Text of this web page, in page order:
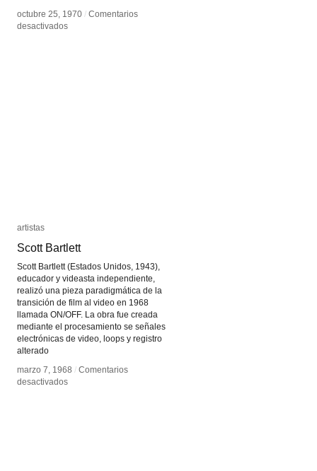
octubre 25, 1970 / Comentarios
desactivadosen
octubre 25, 1970 / Comentarios
desactivadosen
artistas
Scott Bartlett
Scott Bartlett (Estados Unidos, 1943),
educador y videasta independiente,
realizó una pieza paradigmática de la
transición de film al video en 1968
llamada ON/OFF. La obra fue creada
mediante el procesamiento se señales
electrónicas de video, loops y registro
alterado
marzo 7, 1968 / Comentarios
desactivadosen
artistas
Scott Bartlett
marzo 7, 1968 / Comentarios
desactivadosen